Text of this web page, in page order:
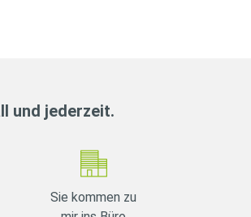
und jederzeit.
Sie kommen zu